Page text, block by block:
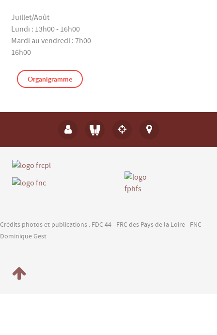
Juillet/Août
Lundi : 13h00 - 16h00
Mardi au vendredi : 7h00 -
16h00
Organigramme
Crédits photos et publications : FDC 44 - FRC des Pays de la Loire - FNC -
Dominique Gest